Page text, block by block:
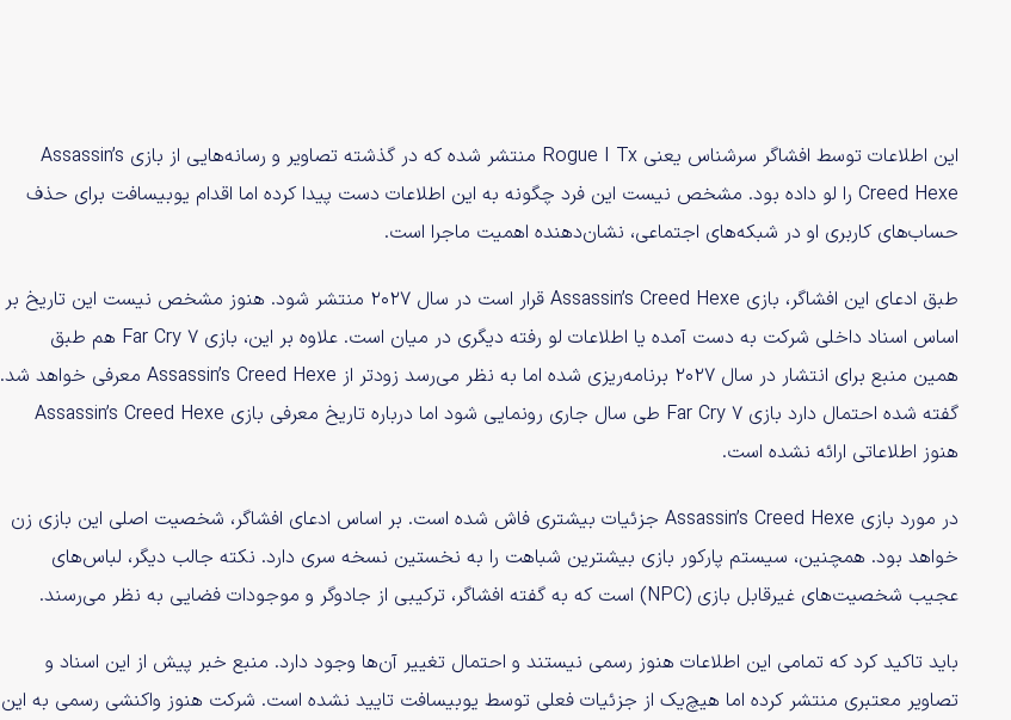
این اطلاعات توسط افشاگر سرشناس یعنی Rogue I Tx منتشر شده که در گذشته تصاویر و رسانه‌هایی از بازی Assassin’s
Creed Hexe را لو داده بود. مشخص نیست این فرد چگونه به این اطلاعات دست پیدا کرده اما اقدام یوبیسافت برای حذف
حساب‌های کاربری او در شبکه‌های اجتماعی، نشان‌دهنده اهمیت ماجرا است.
طبق ادعای این افشاگر، بازی Assassin’s Creed Hexe قرار است در سال ۲۰۲۷ منتشر شود. هنوز مشخص نیست این تاریخ بر
اساس اسناد داخلی شرکت به دست آمده یا اطلاعات لو رفته دیگری در میان است. علاوه بر این، بازی Far Cry 7 هم طبق
همین منبع برای انتشار در سال ۲۰۲۷ برنامه‌ریزی شده اما به نظر می‌رسد زودتر از Assassin’s Creed Hexe معرفی خواهد شد.
گفته شده احتمال دارد بازی Far Cry 7 طی سال جاری رونمایی شود اما درباره تاریخ معرفی بازی Assassin’s Creed Hexe
هنوز اطلاعاتی ارائه نشده است.
در مورد بازی Assassin’s Creed Hexe جزئیات بیشتری فاش شده است. بر اساس ادعای افشاگر، شخصیت اصلی این بازی زن
خواهد بود. همچنین، سیستم پارکور بازی بیشترین شباهت را به نخستین نسخه سری دارد. نکته جالب دیگر، لباس‌های
عجیب شخصیت‌های غیرقابل بازی (NPC) است که به گفته افشاگر، ترکیبی از جادوگر و موجودات فضایی به نظر می‌رسند.
باید تاکید کرد که تمامی این اطلاعات هنوز رسمی نیستند و احتمال تغییر آن‌ها وجود دارد. منبع خبر پیش از این اسناد و
تصاویر معتبری منتشر کرده اما هیچ‌یک از جزئیات فعلی توسط یوبیسافت تایید نشده است. شرکت هنوز واکنشی رسمی به این